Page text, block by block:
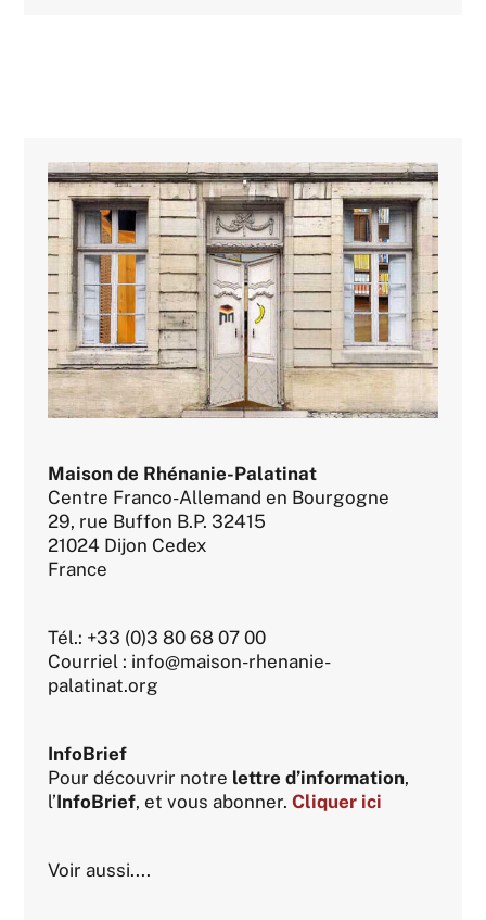
Maison de Rhénanie-Palatinat
Centre Franco-Allemand en Bourgogne
29, rue Buffon B.P. 32415
21024 Dijon Cedex
France
Tél.: +33 (0)3 80 68 07 00
Courriel : info@maison-rhenanie-
palatinat.org
InfoBrief
Pour découvrir notre lettre d’information,
l’InfoBrief, et vous abonner.Cliquer ici
Voir aussi....